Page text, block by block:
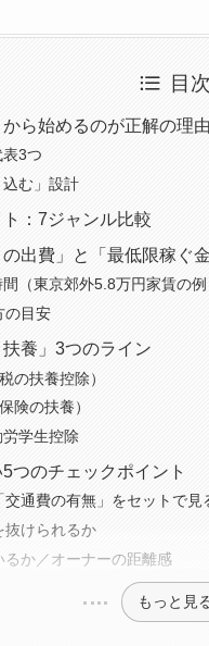
目次
ら始めるのが正解の理由
3つ
込む」設計
：7ジャンル比較
出費」と「最低限稼ぐ金
（東京郊外5.8万円家賃の例
の目安
養」3つのライン
の扶養控除）
険の扶養）
学生控除
つのチェックポイント
通費の有無」をセットで見
抜けられるか
か／オーナーの距離感
もっと見